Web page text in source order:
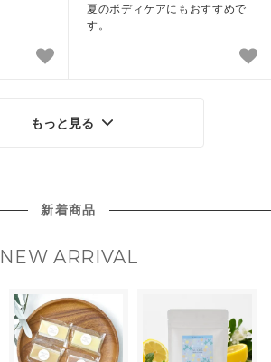
夏のボディケアにもおすすめで
す。
もっと見る
新着商品
NEW ARRIVAL